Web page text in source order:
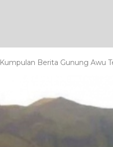
Kumpulan Berita Gunung Awu